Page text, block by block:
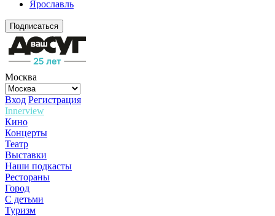
Ярославль
Подписаться
Москва
Вход Регистрация
Innerview
Кино
Концерты
Театр
Выставки
Наши подкасты
Рестораны
Город
С детьми
Туризм